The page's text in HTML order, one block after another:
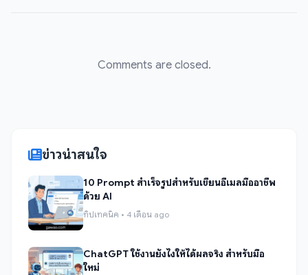
Comments are closed.
ข่าวน่าสนใจ
10 Prompt สำเร็จรูปสำหรับเขียนอีเมลมืออาชีพ
ด้วย AI
ทิปเทคนิค • 4 เดือน ago
ChatGPT ใช้งานยังไงให้ได้ผลจริง สำหรับมือ
ใหม่